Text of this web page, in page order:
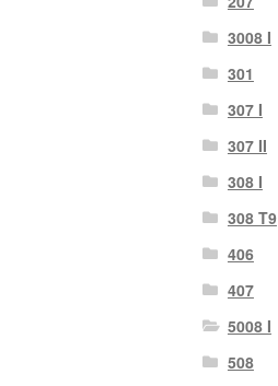
3008 I
301
307 I
307 II
308 I
308 T9
406
407
5008 I
508